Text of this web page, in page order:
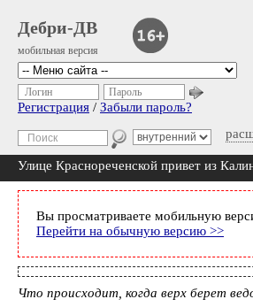
Дебри-ДВ
мобильная версия
Логин Пароль
Регистрация / Забыли пароль?
Улице Краснореченской привет из
Вы просматриваете мобильную
Перейти на обычную версию >>
Что происходит, когда верх берет